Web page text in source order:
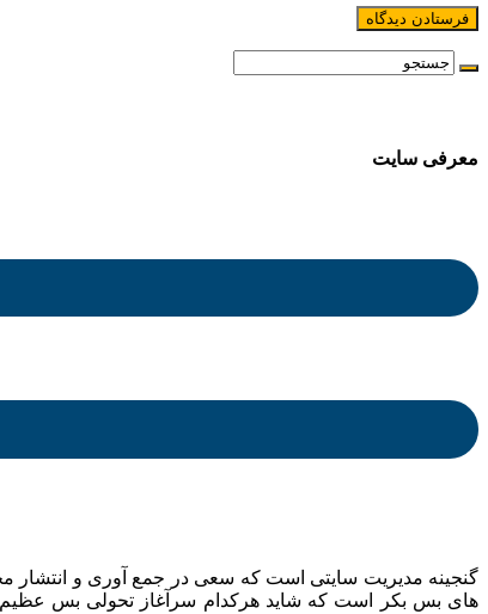
معرفی سایت
گنجینه مدیریت سایتی است که سعی در جمع آوری و انتشار
های بس بکر است که شاید هرکدام سرآغاز تحولی بس عظیم